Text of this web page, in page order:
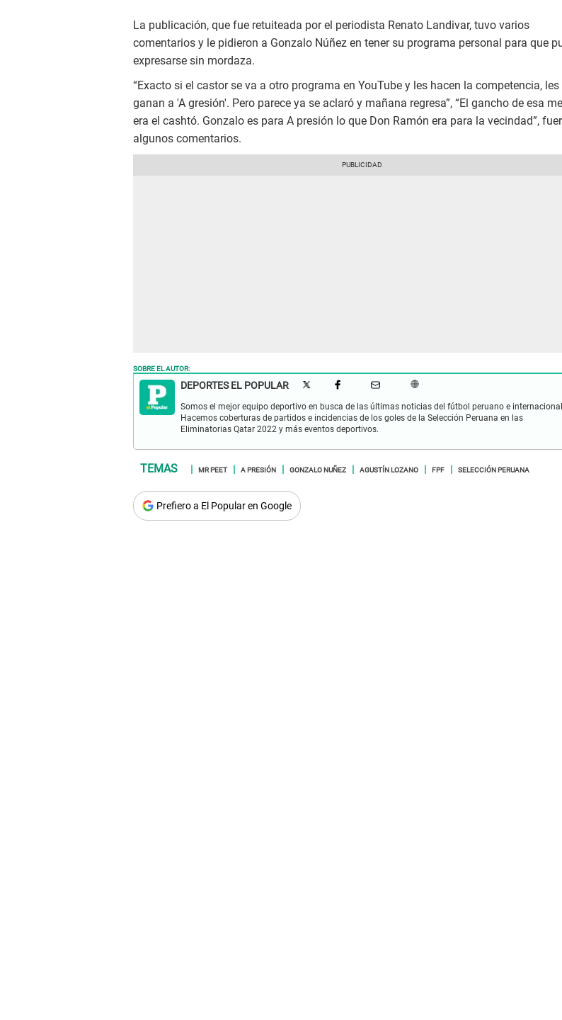
La publicación, que fue retuiteada por el periodista Renato Landivar, tuvo varios
comentarios y le pidieron a Gonzalo Núñez en tener su programa personal para que
expresarse sin mordaza.
“Exacto si el castor se va a otro programa en YouTube y les hacen la competencia, les
ganan a 'A gresión'. Pero parece ya se aclaró y mañana regresa”, “El gancho de esa
era el cashtó. Gonzalo es para A presión lo que Don Ramón era para la vecindad”,
algunos comentarios.
SOBRE EL AUTOR:
DEPORTES EL POPULAR
Somos el mejor equipo deportivo en busca de las últimas noticias del fútbol peruano e
Hacemos coberturas de partidos e incidencias de los goles de la Selección Peruana en las
Eliminatorias Qatar 2022 y más eventos deportivos.
MR PEET A PRESIÓN GONZALO NUÑEZ AGUSTÍN LOZANO FPF SELECCIÓN PERUANA
Prefiero a El Popular en Google